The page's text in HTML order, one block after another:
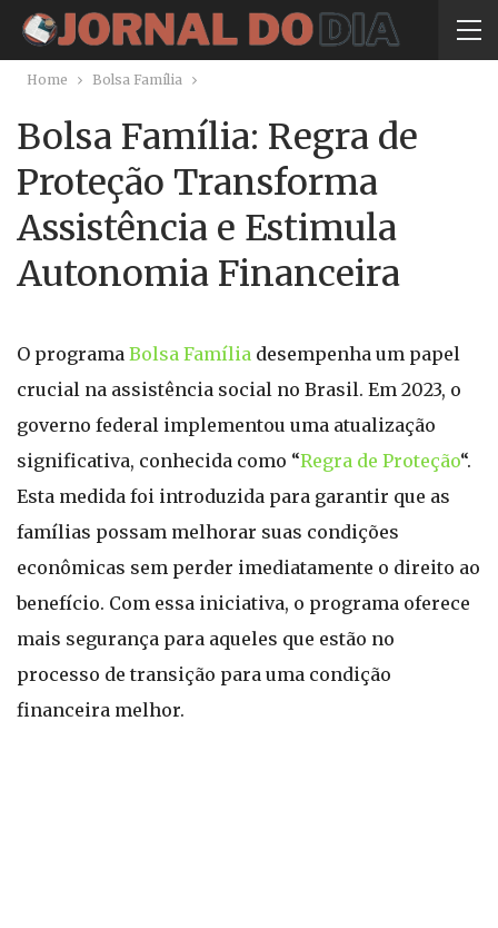
Home Bolsa Família
Bolsa Família: Regra de
Proteção Transforma
Assistência e Estimula
Autonomia Financeira
O programa Bolsa Família desempenha um papel
crucial na assistência social no Brasil. Em 2023, o
governo federal implementou uma atualização
significativa, conhecida como “Regra de Proteção“.
Esta medida foi introduzida para garantir que as
famílias possam melhorar suas condições
econômicas sem perder imediatamente o direito ao
benefício. Com essa iniciativa, o programa oferece
mais segurança para aqueles que estão no
processo de transição para uma condição
financeira melhor.